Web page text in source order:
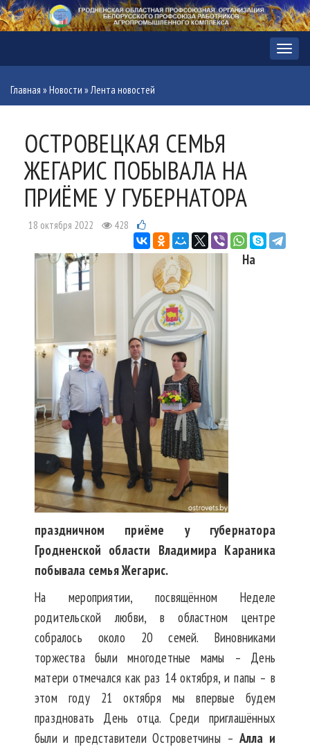
Меню
Главная »Новости »Лента новостей
ОСТРОВЕЦКАЯ СЕМЬЯ
ЖЕГАРИС ПОБЫВАЛА НА
ПРИЁМЕ У ГУБЕРНАТОРА
18 октября 2022 428
На
праздничном приёме у губернатора
Гродненской области Владимира Караника
побывала семья Жегарис.
На мероприятии, посвящённом Неделе
родительской любви, в областном центре
собралось около 20 семей. Виновниками
торжества были многодетные мамы – День
матери отмечался как раз 14 октября, и папы – в
этом году 21 октября мы впервые будем
праздновать День отца. Среди приглашённых
были и представители Островетчины – Алла и